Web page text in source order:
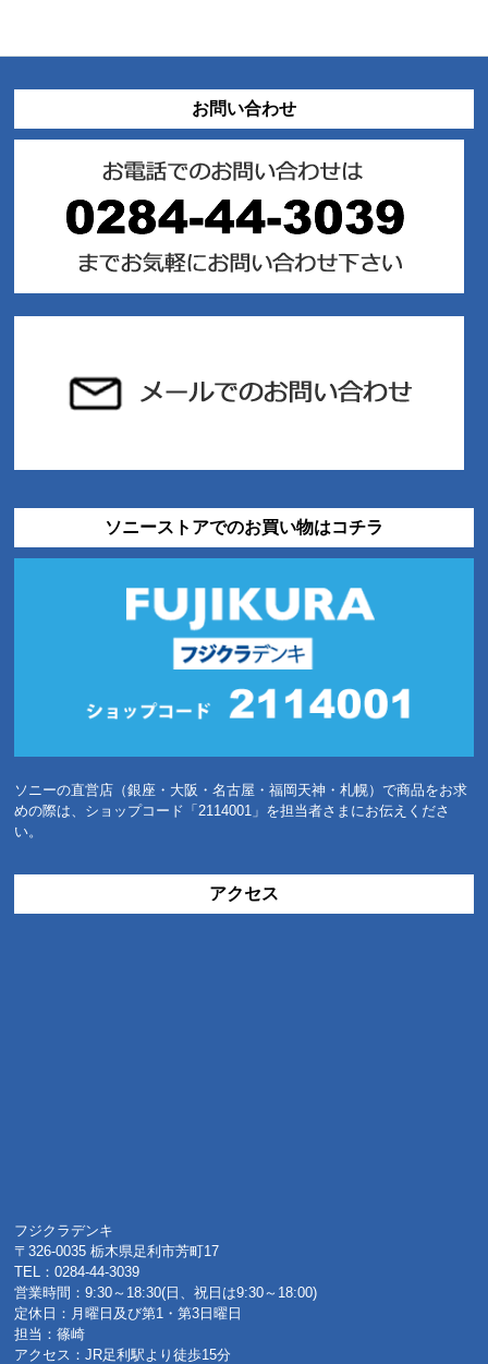
お問い合わせ
ソニーストアでのお買い物はコチラ
ソニーの直営店（銀座・大阪・名古屋・福岡天神・札幌）で商品をお求
めの際は、ショップコード「2114001」を担当者さまにお伝えくださ
い。
アクセス
フジクラデンキ
〒326-0035 栃木県足利市芳町17
TEL：0284-44-3039
営業時間：9:30～18:30(日、祝日は9:30～18:00)
定休日：月曜日及び第1・第3日曜日
担当：篠崎
アクセス：JR足利駅より徒歩15分